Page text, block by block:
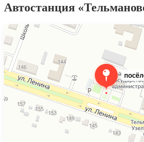
Автостанция
Яндекс Карты
Посёлок городского типа Тельманово — Яндекс Карты